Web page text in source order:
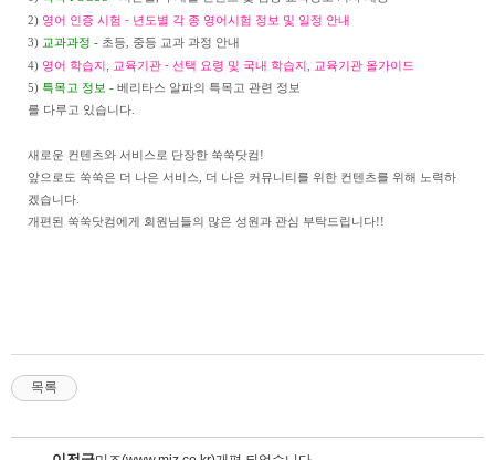
2) 영어 인증 시험 - 년도별 각 종 영어시험 정보 및 일정 안내
3) 교과과정 - 초등, 중등 교과 과정 안내
4) 영어 학습지, 교육기관 - 선택 요령 및 국내 학습지, 교육기관 올가이드
5) 특목고 정보 - 베리타스 알파의 특목고 관련 정보
를 다루고 있습니다.
새로운 컨텐츠와 서비스로 단장한 쑥쑥닷컴 !
앞으로도 쑥쑥은 더 나은 서비스
더 나은 커뮤니티를 위한 컨텐츠를 위해 노력하
겠습니다
개편된 쑥쑥닷컴에게 회원님들의
많은 성원과 관심 부탁드립니다!!
목록